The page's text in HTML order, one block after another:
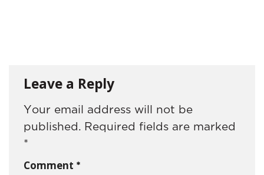
Leave a Reply
Your email address will not be
published. Required fields are marked
*
Comment *